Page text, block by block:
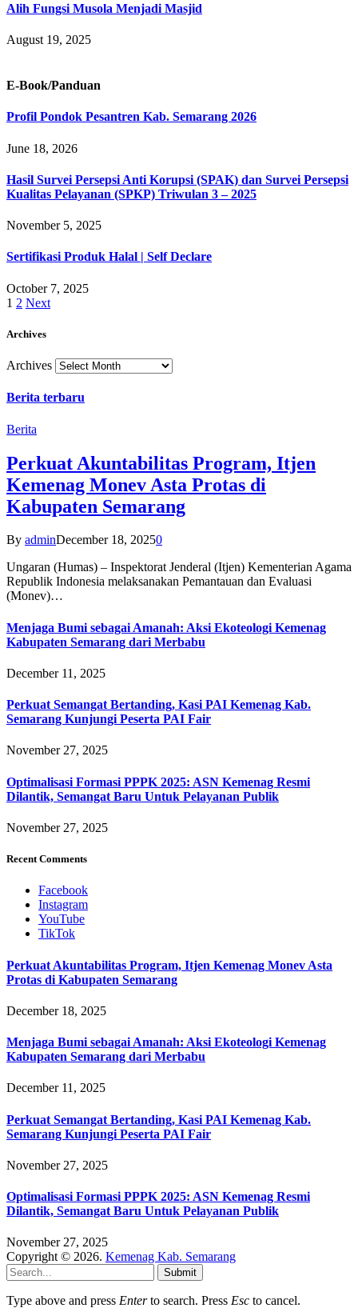
Alih Fungsi Musola Menjadi Masjid
August 19, 2025
E-Book/Panduan
Profil Pondok Pesantren Kab. Semarang 2026
June 18, 2026
Hasil Survei Persepsi Anti Korupsi (SPAK) dan Survei Persepsi
Kualitas Pelayanan (SPKP) Triwulan 3 – 2025
November 5, 2025
Sertifikasi Produk Halal | Self Declare
October 7, 2025
1 2 Next
Archives
Archives
Berita terbaru
Berita
Perkuat Akuntabilitas Program, Itjen
Kemenag Monev Asta Protas di
Kabupaten Semarang
By adminDecember 18, 20250
Ungaran (Humas) – Inspektorat Jenderal (Itjen) Kementerian Agama
Republik Indonesia melaksanakan Pemantauan dan Evaluasi
(Monev)…
Menjaga Bumi sebagai Amanah: Aksi Ekoteologi Kemenag
Kabupaten Semarang dari Merbabu
December 11, 2025
Perkuat Semangat Bertanding, Kasi PAI Kemenag Kab.
Semarang Kunjungi Peserta PAI Fair
November 27, 2025
Optimalisasi Formasi PPPK 2025: ASN Kemenag Resmi
Dilantik, Semangat Baru Untuk Pelayanan Publik
November 27, 2025
Recent Comments
Facebook
Instagram
YouTube
TikTok
Perkuat Akuntabilitas Program, Itjen Kemenag Monev Asta
Protas di Kabupaten Semarang
December 18, 2025
Menjaga Bumi sebagai Amanah: Aksi Ekoteologi Kemenag
Kabupaten Semarang dari Merbabu
December 11, 2025
Perkuat Semangat Bertanding, Kasi PAI Kemenag Kab.
Semarang Kunjungi Peserta PAI Fair
November 27, 2025
Optimalisasi Formasi PPPK 2025: ASN Kemenag Resmi
Dilantik, Semangat Baru Untuk Pelayanan Publik
November 27, 2025
Copyright © 2026. Kemenag Kab. Semarang
Submit
Type above and press Enterto search. Press Esc to cancel.